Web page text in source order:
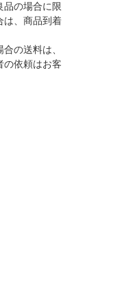
品の場合に限
は、商品到着
の送料は、
の依頼はお客